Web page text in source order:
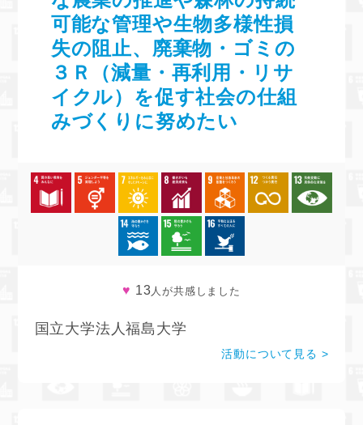
可能な管理や生物多様性損
失の阻止、廃棄物・ゴミの
３Ｒ（減量・再利用・リサ
イクル）を促す社会の仕組
みづくりに努めたい
♥ 13人が共感しました
国立大学法人福島大学
活動について見る